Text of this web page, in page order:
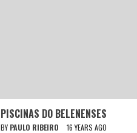
PISCINAS DO BELENENSES
BY PAULO RIBEIRO 16 YEARS AGO